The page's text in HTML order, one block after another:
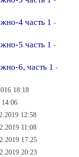
4 часть 1 -
5 часть 1 -
6, часть 1 -
18:18
12:58
11:08
17:25
20:23